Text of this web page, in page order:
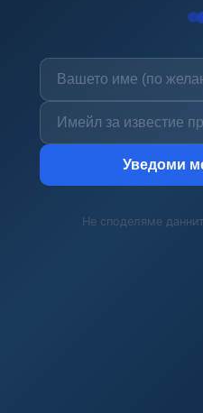
Уведоми
Не споделяме